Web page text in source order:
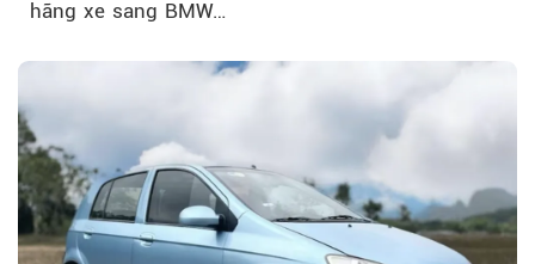
hãng xe sang BMW…